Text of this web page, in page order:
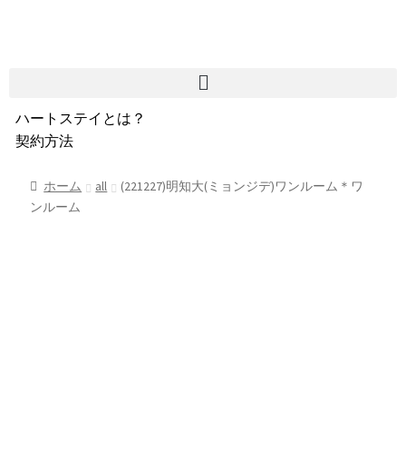
ハートステイとは？
契約方法
サービス費用
よくある質問
ホーム all
(221227)明知大(ミョンジデ)ワンルーム＊ワ
ンルーム